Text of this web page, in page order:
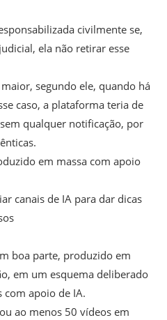
civilmente se,
ela não retirar esse
segundo ele, quando há
caso, a plataforma teria de
qualquer notificação, por
em massa com apoio
canais de IA para dar dicas
boa parte, produzido em
em um esquema deliberado
com apoio de IA.
ao menos 50 vídeos em